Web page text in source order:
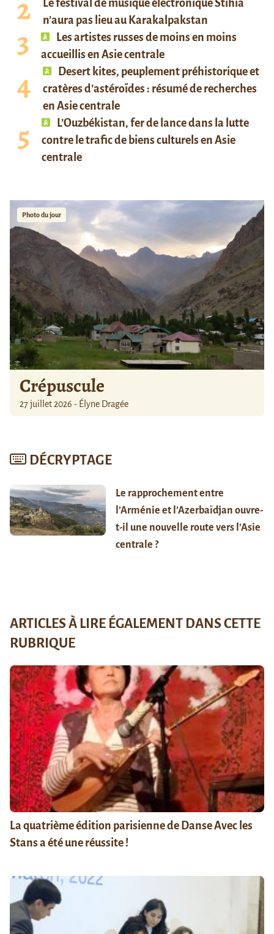
Le festival de musique électronique Stihia
n’aura pas lieu au Karakalpakstan
Les artistes russes de moins en moins
accueillis en Asie centrale
Desert kites, peuplement préhistorique et
cratères d’astéroïdes : résumé de recherches
en Asie centrale
L’Ouzbékistan, fer de lance dans la lutte
contre le trafic de biens culturels en Asie
centrale
Photo du jour
Crépuscule
27 juillet 2026 - Élyne Dragée
DÉCRYPTAGE
Le rapprochement entre
l’Arménie et l’Azerbaïdjan ouvre-
t-il une nouvelle route vers l’Asie
centrale ?
ARTICLES À LIRE ÉGALEMENT DANS CETTE
RUBRIQUE
La quatrième édition parisienne de Danse Avec les
Stans a été une réussite !